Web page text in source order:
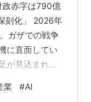
政赤字は790億
刻化」 2026年
ガザでの戦争
に直面してい
が見込まれ、
企業に依存し
業 #AI